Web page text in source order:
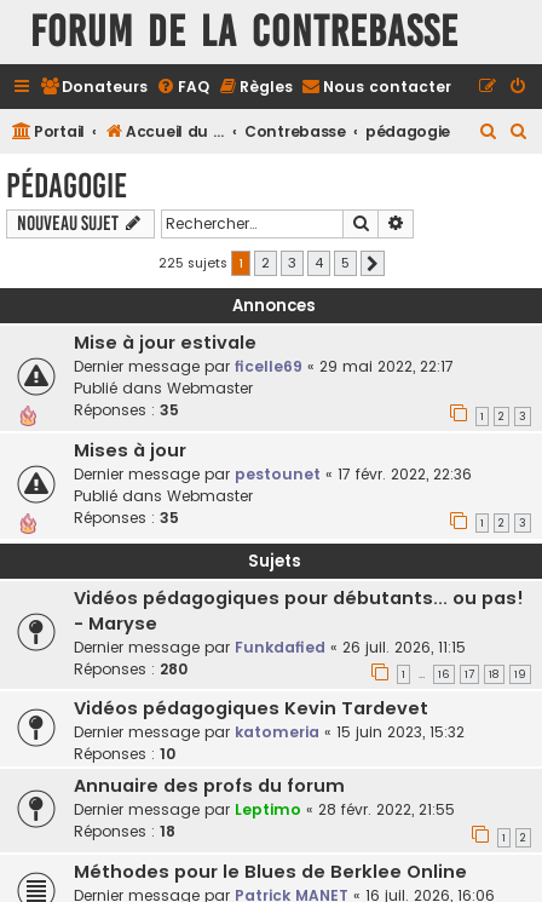
FORUM DE LA CONTREBASSE
Donateurs FAQ Règles Nous contacter
Portail Accueil du forum Contrebasse pédagogie
r
c
r
r
c
r
pédagogie
Nouveau sujet Rechercher
225 sujets 1 2 3 4 5
Annonces
Mise à jour estivale
Dernier message par ficelle69 « 29 mai 2022, 22:17
Publié dans Webmaster
Réponses : 35 1 2 3
Mises à jour
Dernier message par pestounet « 17 févr. 2022, 22:36
Publié dans Webmaster
Réponses : 35 1 2 3
Sujets
Vidéos pédagogiques pour débutants... ou pas!
- Maryse
Dernier message par Funkdafied « 26 juil. 2026, 11:15
Réponses : 280 1 … 16 17 18 19
Vidéos pédagogiques Kevin Tardevet
Dernier message par katomeria « 15 juin 2023, 15:32
Réponses : 10
Annuaire des profs du forum
Dernier message par Leptimo « 28 févr. 2022, 21:55
Réponses : 18 1 2
Méthodes pour le Blues de Berklee Online
Dernier message par Patrick MANET « 16 juil. 2026, 16:06